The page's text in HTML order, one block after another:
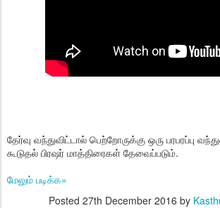
தேர்வு வந்துவிட்டால் பெற்றோருக்கு ஒரு பரபரப்பு
கூடுதல் பிரஷர் மாத்திரைகள் தேவைப்படும்.
மேலும் படிக்க»
Posted 27th December 2016 by